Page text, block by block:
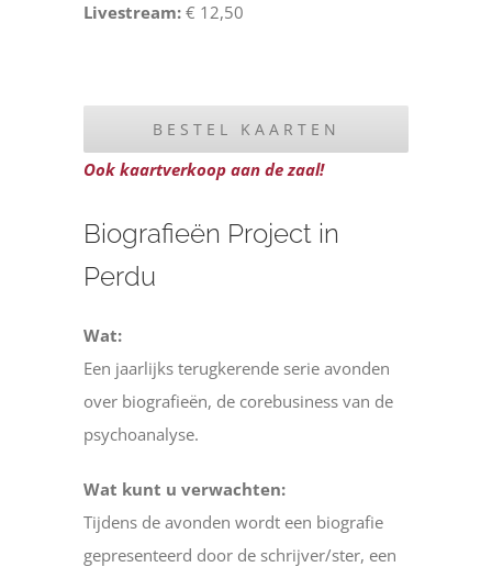
Livestream:€ 12,50
BESTEL KAARTEN
Ook kaartverkoop aan de zaal!
Biografieën Project in
Perdu
Wat:
Een jaarlijks terugkerende serie avonden
over biografieën, de corebusiness van de
psychoanalyse.
Wat kunt u verwachten:
Tijdens de avonden wordt een biografie
gepresenteerd door de schrijver/ster, een